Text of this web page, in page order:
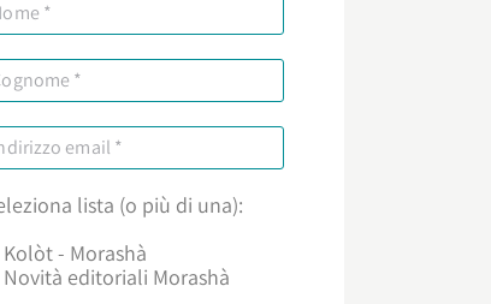
lista (o più di una):
Kolòt - Morashà
Novità editoriali Morashà